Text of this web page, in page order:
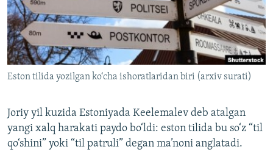
Eston tilida yozilgan ko‘cha ishoratlaridan biri (arxiv surati)
Joriy yil kuzida Estoniyada Keelemalev deb atalgan
yangi xalq harakati paydo bo‘ldi: eston tilida bu so‘z “til
qo‘shini” yoki “til patruli” degan ma’noni anglatadi.